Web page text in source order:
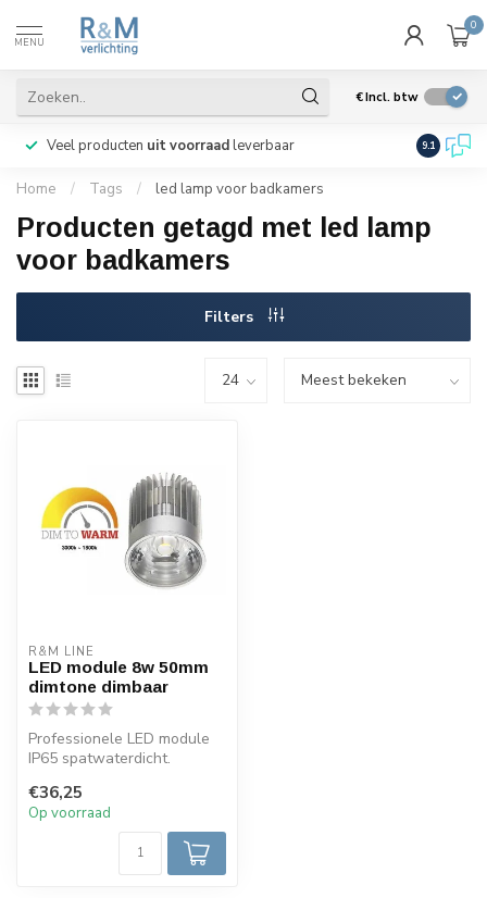
MENU
0
€Incl. btw
Veel producten uit voorraadleverbaar Wij
9.1
Home / Tags / led lamp voor badkamers
Producten getagd met led lamp
voor badkamers
Filters
R&M LINE
LED module 8w 50mm
dimtone dimbaar
Professionele LED module
IP65 spatwaterdicht.
badka...
€36,25
Op voorraad